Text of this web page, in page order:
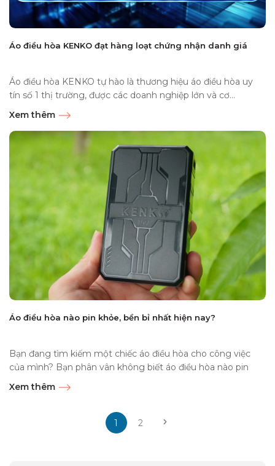
Áo điều hòa KENKO đạt hàng loạt chứng nhận danh giá
Áo điều hòa KENKO tự hào là thương hiệu áo điều hòa uy
tín số 1 thị trường, được các doanh nghiệp lớn và cơ...
Xem thêm
Áo điều hòa nào pin khỏe, bền bỉ nhất hiện nay?
Bạn đang tìm kiếm một chiếc áo điều hòa cho công việc
của mình? Bạn phân vân không biết áo điều hòa nào pin
khỏe,...
Xem thêm
1 2